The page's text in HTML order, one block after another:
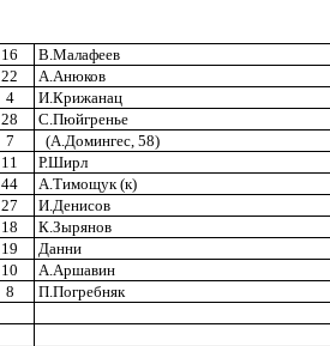
16
В.Малафеев
22
А.Анюков
4
И.Крижанац
28
С.Пюйгренье
7
(А.Домингес, 58)
11
Р.Ширл
44
А.Тимощук (к)
27
И.Денисов
18
К.Зырянов
19
Данни
10
А.Аршавин
8
П.Погребняк